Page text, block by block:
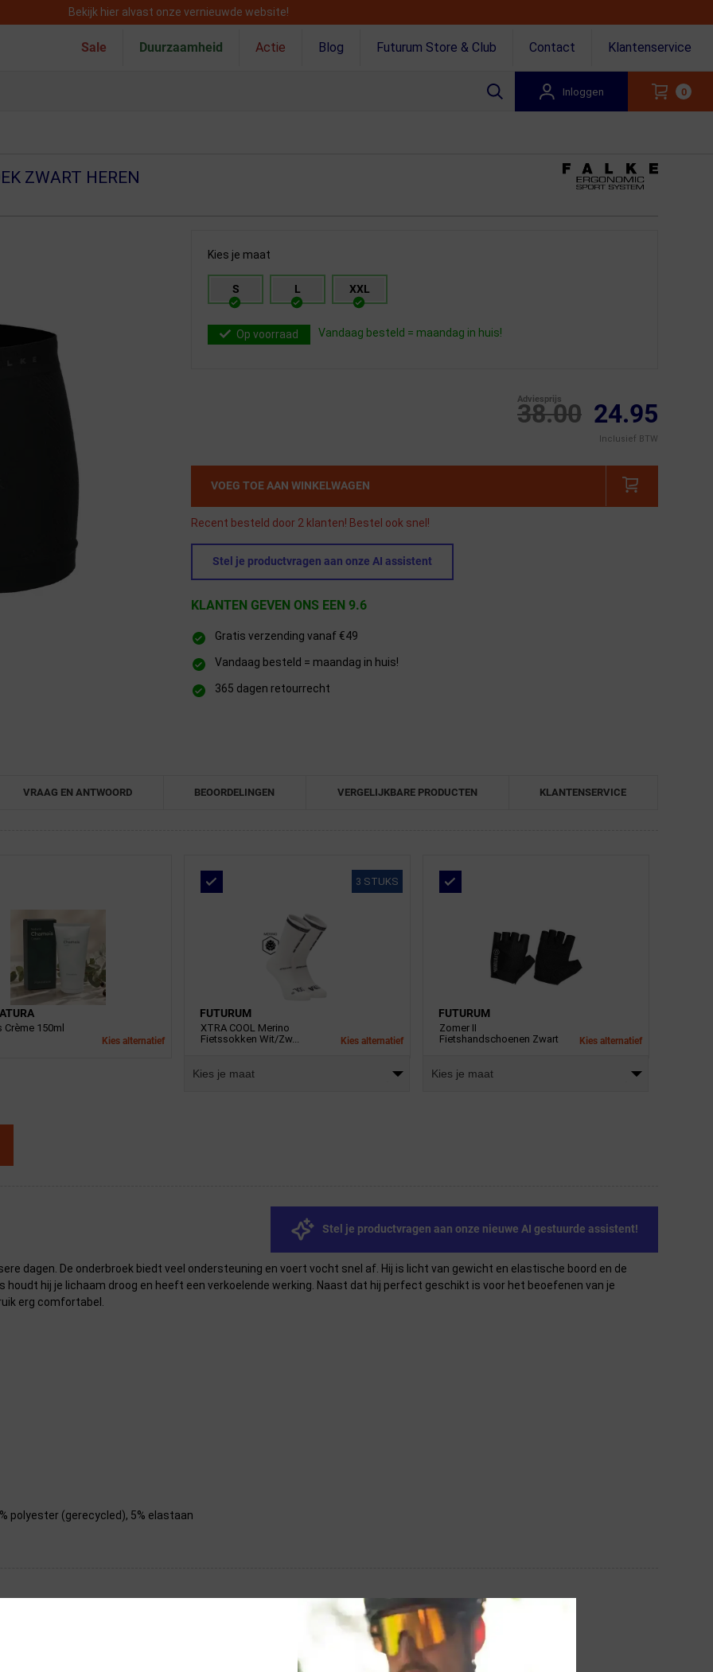
Bekijk hier alvast onze vernieuwde website!
Sale Duurzaamheid Actie Blog Futurum Store & Club Contact Klantenservice
Inloggen 0
ZWART HEREN
Kies je maat
S L XXL
Op voorraad Vandaag besteld = maandag in huis!
38.00
Adviesprijs 24.95
Inclusief BTW
VOEG TOE AAN WINKELWAGEN
Recent besteld door 2 klanten! Bestel ook snel!
Stel je productvragen aan onze AI assistent
KLANTEN GEVEN ONS EEN 9.6
Gratis verzending vanaf €49
Vandaag besteld = maandag in huis!
365 dagen retourrecht
VRAAG EN ANTWOORD BEOORDELINGEN VERGELIJKBARE PRODUCTEN KLANTENSERVICE
Crème 150ml
Kies alternatief
3 STUKS
FUTURUM
XTRA COOL Merino
Fietssokken Wit/Zw...
Kies alternatief
Kies je maat
FUTURUM
Zomer II
Fietshandschoenen Zwart
Kies alternatief
Kies je maat
Stel je productvragen aan onze nieuwe AI gestuurde assistent!
dagen. De onderbroek biedt veel ondersteuning en voert vocht snel af. Hij is licht van gewicht en elastische boord en de
hij je lichaam droog en heeft een verkoelende werking. Naast dat hij perfect geschikt is voor het beoefenen van je
erg comfortabel.
polyester (gerecycled), 5% elastaan